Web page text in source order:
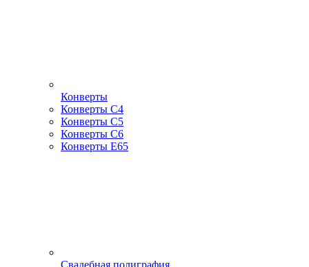
Конверты
Конверты С4
Конверты С5
Конверты С6
Конверты Е65
Свадебная полиграфия